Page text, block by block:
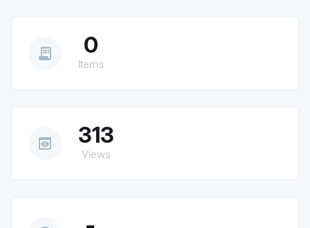
receipt_long 0
Items
preview 313
Views